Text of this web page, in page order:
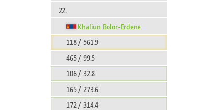
22.
Khaliun Bolor-Erdene
118 / 561.9
465 / 99.5
106 / 32.8
165 / 273.6
172 / 314.4